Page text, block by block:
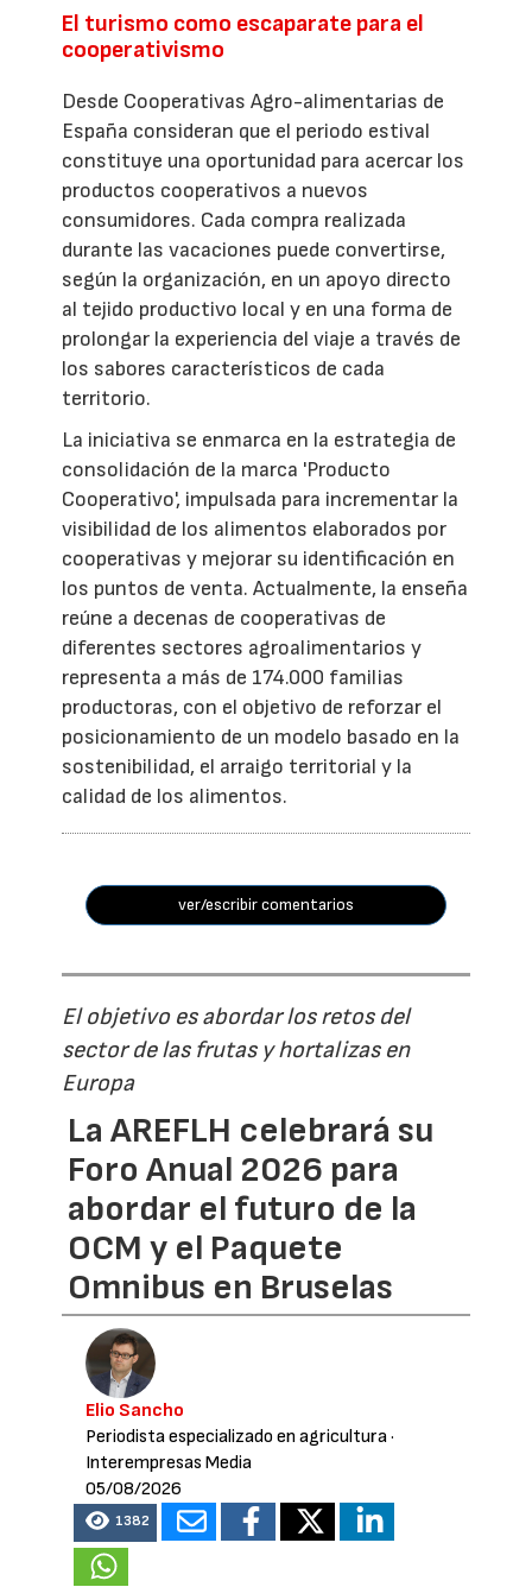
El turismo como escaparate para el
cooperativismo
Desde Cooperativas Agro-alimentarias de
España consideran que el periodo estival
constituye una oportunidad para acercar los
productos cooperativos a nuevos
consumidores. Cada compra realizada
durante las vacaciones puede convertirse,
según la organización, en un apoyo directo
al tejido productivo local y en una forma de
prolongar la experiencia del viaje a través de
los sabores característicos de cada
territorio.
La iniciativa se enmarca en la estrategia de
consolidación de la marca 'Producto
Cooperativo', impulsada para incrementar la
visibilidad de los alimentos elaborados por
cooperativas y mejorar su identificación en
los puntos de venta. Actualmente, la enseña
reúne a decenas de cooperativas de
diferentes sectores agroalimentarios y
representa a más de 174.000 familias
productoras, con el objetivo de reforzar el
posicionamiento de un modelo basado en la
sostenibilidad, el arraigo territorial y la
calidad de los alimentos.
ver/escribir comentarios
El objetivo es abordar los retos del
sector de las frutas y hortalizas en
Europa
La AREFLH celebrará su
Foro Anual 2026 para
abordar el futuro de la
OCM y el Paquete
Omnibus en Bruselas
Elio Sancho
Periodista especializado en agricultura·
Interempresas Media
05/08/2026
1382